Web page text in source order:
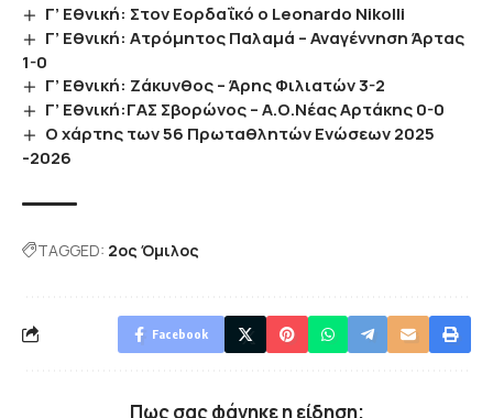
Γ’ Εθνική: Στον Εορδαΐκό ο Leonardo Nikolli
Γ’ Εθνική: Ατρόμητος Παλαμά – Αναγέννηση Άρτας
1-0
Γ’ Εθνική: Ζάκυνθος – Άρης Φιλιατών 3-2
Γ’ Εθνική:ΓΑΣ Σβορώνος – Α.Ο.Νέας Αρτάκης 0-0
Ο χάρτης των 56 Πρωταθλητών Ενώσεων 2025
-2026
TAGGED: 2ος Όμιλος
Facebook
Πως σας φάνηκε η είδηση;